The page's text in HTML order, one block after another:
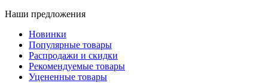
Наши предложения
Новинки
Популярные товары
Распродажи и скидки
Рекомендуемые товары
Уцененные товары